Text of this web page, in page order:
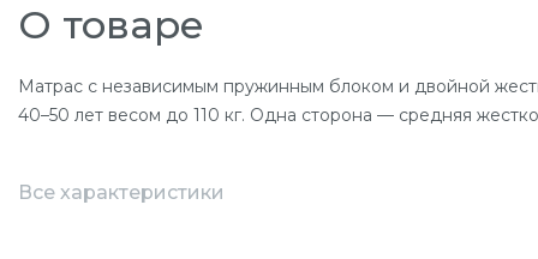
О товаре
Матрас с независимым пружинным блоком и двойной
40–50 лет весом до 110 кг. Одна сторона — средняя
Все характеристики